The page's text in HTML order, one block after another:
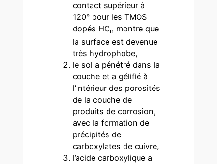
contact supérieur à
120° pour les TMOS
dopés HCn montre que
la surface est devenue
très hydrophobe,
le sol a pénétré dans la
couche et a gélifié à
l’intérieur des porosités
de la couche de
produits de corrosion,
avec la formation de
précipités de
carboxylates de cuivre,
l’acide carboxylique a